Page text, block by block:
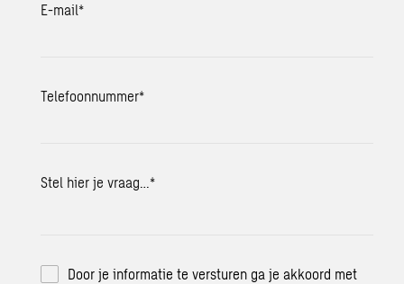
E-mail*
Telefoonnummer*
Stel hier je vraag…*
Door je informatie te versturen ga je akkoord met